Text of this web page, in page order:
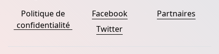
Politique de
confidentialité
Facebook
Twitter
Partnaires